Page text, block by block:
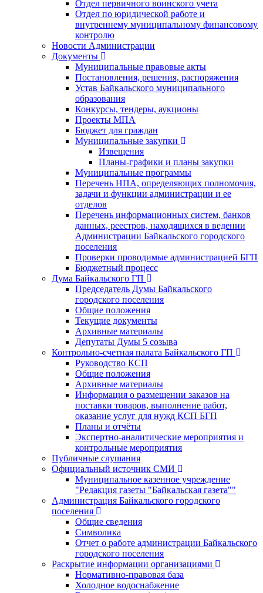
Отдел первичного воинского учета
Отдел по юридической работе и
внутреннему муниципальному финансовому
контролю
Новости Администрации
Документы
Муниципальные правовые акты
Постановления, решения, распоряжения
Устав Байкальского муниципального
образования
Конкурсы, тендеры, аукционы
Проекты МПА
Бюджет для граждан
Муниципальные закупки
Извещения
Планы-графики и планы закупки
Муниципальные программы
Перечень НПА, определяющих полномочия,
задачи и функции администрации и ее
отделов
Перечень информационных систем, банков
данных, реестров, находящихся в ведении
Администрации Байкальского городского
поселения
Проверки проводимые администрацией БГП
Бюджетный процесс
Дума Байкальского ГП
Председатель Думы Байкальского
городского поселения
Общие положения
Текущие документы
Архивные материалы
Депутаты Думы 5 созыва
Контрольно-счетная палата Байкальского ГП
Руководство КСП
Общие положения
Архивные материалы
Информация о размещении заказов на
поставки товаров, выполнение работ,
оказание услуг для нужд КСП БГП
Планы и отчёты
Экспертно-аналитические мероприятия и
контрольные мероприятия
Публичные слушания
Официальный источник СМИ
Муниципальное казенное учреждение
"Редакция газеты "Байкальская газета""
Администрация Байкальского городского
поселения
Общие сведения
Символика
Отчет о работе администрации Байкальского
городского поселения
Раскрытие информации организациями
Нормативно-правовая база
Холодное водоснабжение